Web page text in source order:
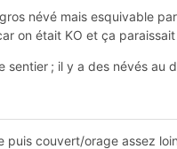
névé mais esquivable
on était KO et ça
sentier ; il y a des névés
puis couvert/orage assez